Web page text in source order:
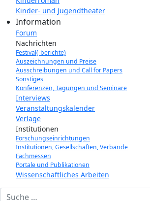
Kinder- und Jugendtheater
Information
Forum
Nachrichten
Festival(-berichte)
Auszeichnungen und Preise
Ausschreibungen und Call for Papers
Sonstiges
Konferenzen, Tagungen und Seminare
Interviews
Veranstaltungskalender
Verlage
Institutionen
Forschungseinrichtungen
Institutionen, Gesellschaften, Verbände
Fachmessen
Portale und Publikationen
Wissenschaftliches Arbeiten
Suchbegriff eingeben